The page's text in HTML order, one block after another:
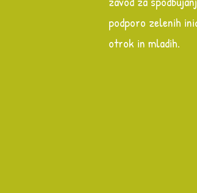
podporo zelenih
otrok in mladih.